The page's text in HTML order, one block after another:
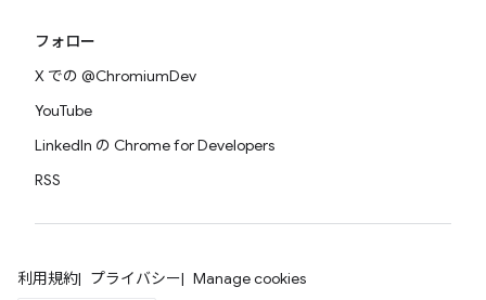
フォロー
X での @ChromiumDev
YouTube
LinkedIn の Chrome for Developers
RSS
利用規約 プライバシー Manage cookies